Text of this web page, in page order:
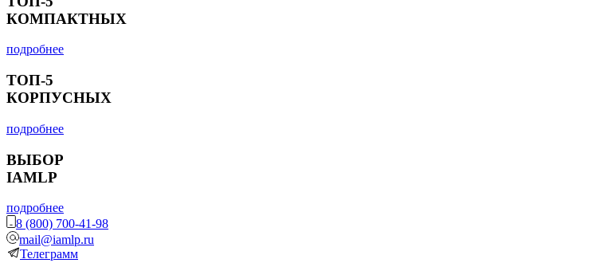
КОМПАКТНЫХ
подробнее
ТОП-5
КОРПУСНЫХ
подробнее
ВЫБОР
IAMLP
подробнее
8 (800) 700-41-98
mail@iamlp.ru
Телеграмм